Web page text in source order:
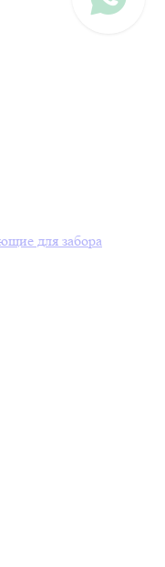
для забора